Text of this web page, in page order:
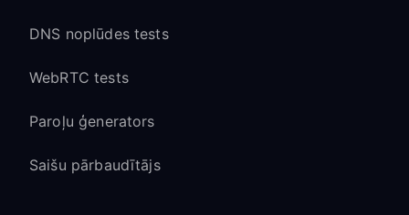
DNS noplūdes tests
WebRTC tests
Paroļu ģenerators
Saišu pārbaudītājs